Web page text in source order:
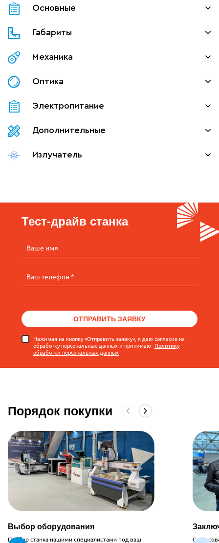
Основные
Габариты
Механика
Оптика
Электропитание
Дополнительные
Излучатель
Тест-драйв станка
Ваше имя
Ваш телефон *
ОТПРАВИТЬ ЗАЯВКУ
Нажимая на кнопку «Отправить заявку», я даю согласие на
обработку персональных данных и принимаю Политику
обработки персональных данных
Порядок покупки
Выбор оборудования
Подбор станка нашими специалистами под ваш